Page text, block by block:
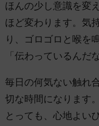
ほんの少し意識を変
ほど変わります。気
り、ゴロゴロと喉を
「伝わっているんだ
毎日の何気ない触れ
切な時間になります
とっても、心地よい